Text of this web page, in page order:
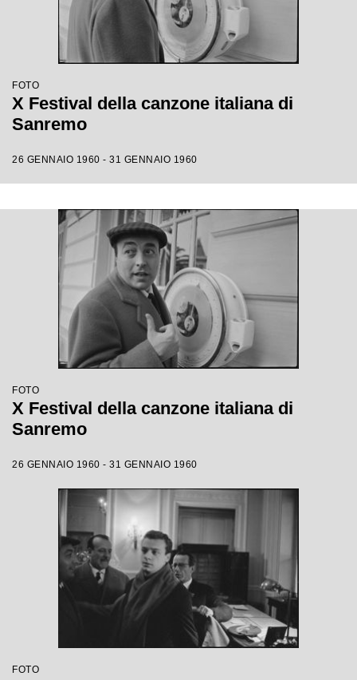
FOTO
X Festival della canzone italiana di
Sanremo
26 GENNAIO 1960 - 31 GENNAIO 1960
FOTO
X Festival della canzone italiana di
Sanremo
26 GENNAIO 1960 - 31 GENNAIO 1960
FOTO